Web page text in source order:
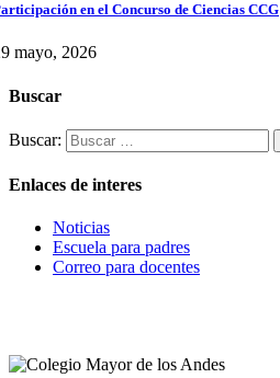
en el Concurso de Ciencias CCG
mayo, 2026
Buscar
Buscar:
Enlaces de interes
Noticias
Escuela para padres
Correo para docentes